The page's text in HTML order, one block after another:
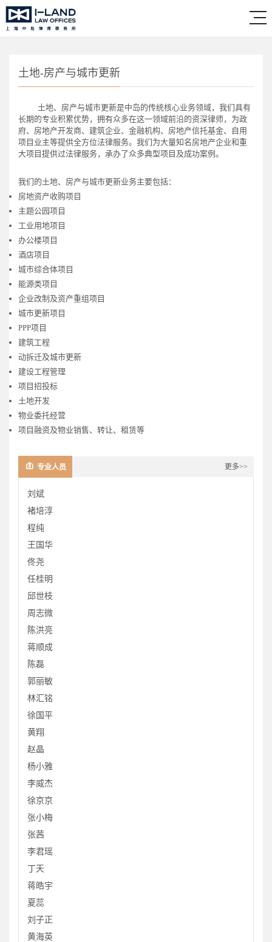
土地-房产与城市更新
土地、房产与城市更新是中岛的传统核心业务领域，我们具有
长期的专业积累优势，拥有众多在这一领域前沿的资深律师，为政
府、房地产开发商、建筑企业、金融机构、房地产信托基金、自用
项目业主等提供全方位法律服务。 我们为大量知名房地产企业和重
大项目提供过法律服务，承办了众多典型项目及成功案例。
我们的土地、房产与城市更新业务主要包括：
房地资产收购项目
主题公园项目
工业用地项目
办公楼项目
酒店项目
城市综合体项目
能源类项目
企业改制及资产重组项目
城市更新项目
PPP项目
建筑工程
动拆迁及城市更新
建设工程管理
项目招投标
土地开发
物业委托经营
项目融资及物业销售、转让、租赁等
专业人员 更多>>
刘斌
褚培淳
程纯
王国华
佟尧
任桂明
邱世枝
周志微
陈洪亮
蒋顺成
陈磊
郭丽敏
林汇铭
徐国平
黄翔
赵晶
杨小雅
李威杰
徐京京
张小梅
张茜
李君瑶
丁天
蒋皓宇
夏蕊
刘子正
黄海英